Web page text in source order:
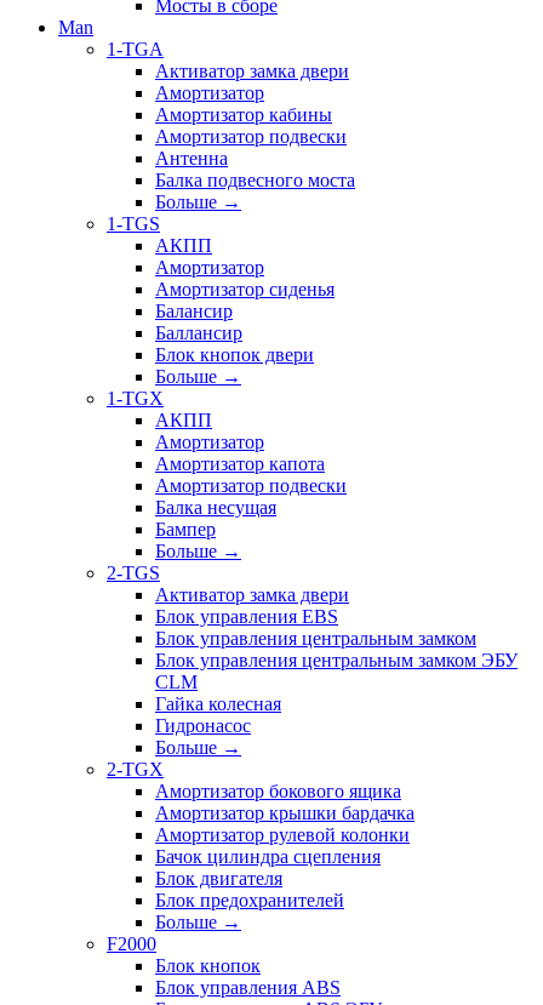
Мосты в сборе
Man
1-TGA
Активатор замка двери
Амортизатор
Амортизатор кабины
Амортизатор подвески
Антенна
Балка подвесного моста
Больше →
1-TGS
АКПП
Амортизатор
Амортизатор сиденья
Балансир
Баллансир
Блок кнопок двери
Больше →
1-TGX
АКПП
Амортизатор
Амортизатор капота
Амортизатор подвески
Балка несущая
Бампер
Больше →
2-TGS
Активатор замка двери
Блок управления EBS
Блок управления центральным замком
Блок управления центральным замком ЭБУ
CLM
Гайка колесная
Гидронасос
Больше →
2-TGX
Амортизатор бокового ящика
Амортизатор крышки бардачка
Амортизатор рулевой колонки
Бачок цилиндра сцепления
Блок двигателя
Блок предохранителей
Больше →
F2000
Блок кнопок
Блок управления ABS